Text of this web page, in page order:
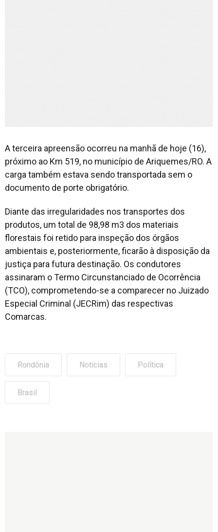
A terceira apreensão ocorreu na manhã de hoje (16),
próximo ao Km 519, no município de Ariquemes/RO. A
carga também estava sendo transportada sem o
documento de porte obrigatório.
Diante das irregularidades nos transportes dos
produtos, um total de 98,98 m3 dos materiais
florestais foi retido para inspeção dos órgãos
ambientais e, posteriormente, ficarão à disposição da
justiça para futura destinação. Os condutores
assinaram o Termo Circunstanciado de Ocorrência
(TCO), comprometendo-se a comparecer no Juizado
Especial Criminal (JECRim) das respectivas
Comarcas.
Rondônia Notícias Política
Brasil